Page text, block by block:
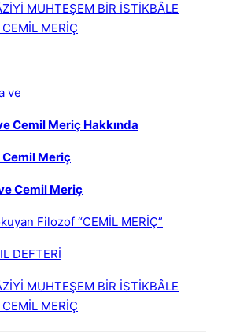
MUHTEŞEM BİR İSTİKBÂLE
MERİÇ
ve
Cemil Meriç Hakkında
Meriç
Cemil Meriç
Filozof “CEMİL MERİÇ”
DEFTERİ
MUHTEŞEM BİR İSTİKBÂLE
MERİÇ